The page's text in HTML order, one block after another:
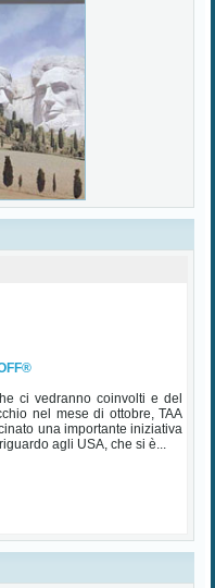
Ottobre 2023
Nardella, l’Associazione
e Andrea L. Davis, e
Daniela Ballard sono
U.S.A. 2023, che si
una importante iniziativa
agli USA, che si è...